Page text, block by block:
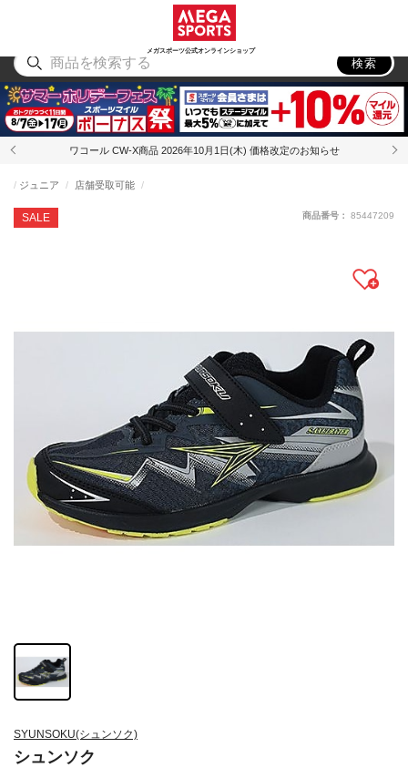
メガスポーツ公式オンラインショップ
アウトドア
検索
ワコール CW-X商品 2026年10月1日(木) 価格改定のお知らせ
SYUNSOKU(シュンソク)
シュンソク
SALE
ジュニア 店舗受取可能
商品番号： 85447209